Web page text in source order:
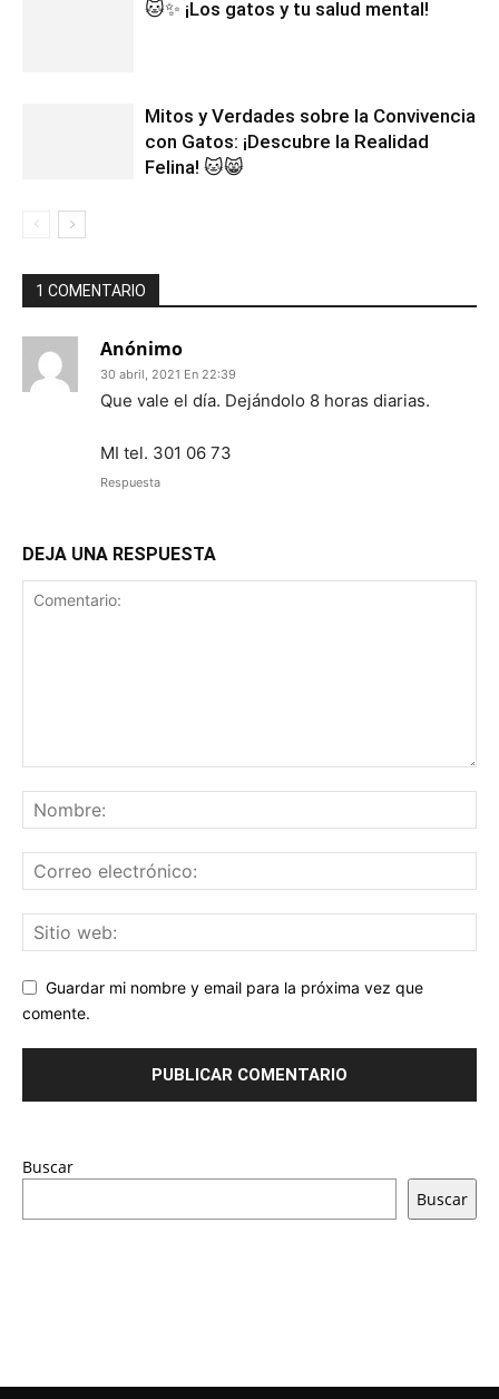
🐱✨ ¡Los gatos y tu salud mental!
Mitos y Verdades sobre la Convivencia
con Gatos: ¡Descubre la Realidad
Felina! 🐱😸
1 COMENTARIO
Anónimo
30 abril, 2021 En 22:39
Que vale el día. Dejándolo 8 horas diarias.
MI tel. 301 06 73
Respuesta
DEJA UNA RESPUESTA
Guardar mi nombre y email para la próxima vez que
comente.
Buscar
Buscar